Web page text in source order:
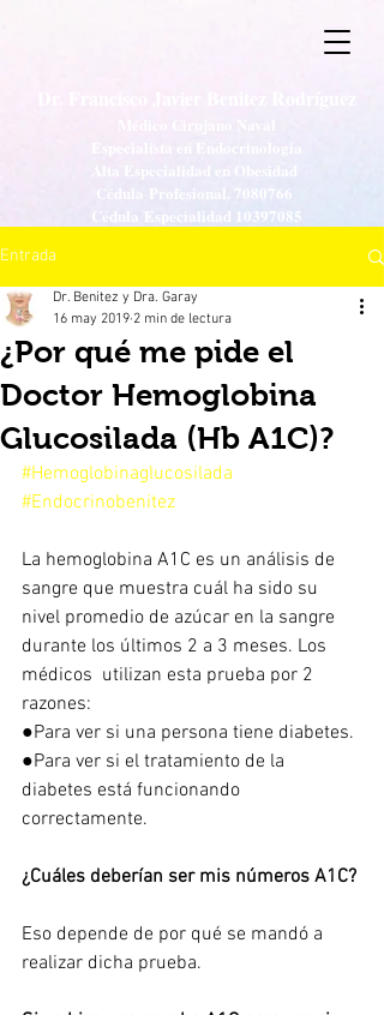
Alta Especialidad en Obesidad
Cédula Profesional.
7080766
Cédula Especialidad 10397085
Entrada
¿Por qué me pide el
Doctor Hemoglobina
Glucosilada (Hb A1C)?
Dr. Benitez y Dra. Garay
16 may 2019 2 min de lectura
#Hemoglobinaglucosilada
#Endocrinobenitez
La hemoglobina A1C es un análisis de
sangre que muestra cuál ha sido su
nivel promedio de azúcar en la sangre
durante los últimos 2 a 3 meses. Los
médicos  utilizan esta prueba por 2
razones:
●Para ver si una persona tiene diabetes.
●Para ver si el tratamiento de la
diabetes está funcionando
correctamente.
¿Cuáles deberían ser mis números A1C?
Eso depende de por qué se mandó a
realizar dicha prueba.